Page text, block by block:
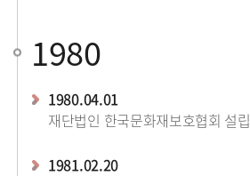
1980
1980.04.01
재단법인 한국문화재보호협회 설립
1981.02.20